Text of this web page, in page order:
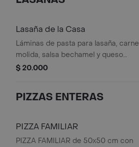
Lasaña de la Casa
Láminas de pasta para lasaña, carne
molida, salsa bechamel y queso
mozzarella.
$ 20.000
PIZZAS ENTERAS
PIZZA FAMILIAR
PIZZA FAMILIAR de 50x50 cm con